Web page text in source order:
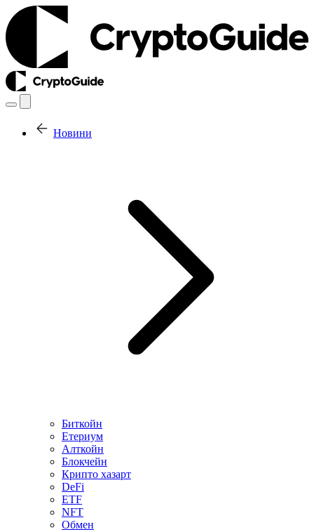
Новини
Биткойн
Етериум
Алткойн
Блокчейн
Крипто хазарт
DeFi
ETF
NFT
Обмен